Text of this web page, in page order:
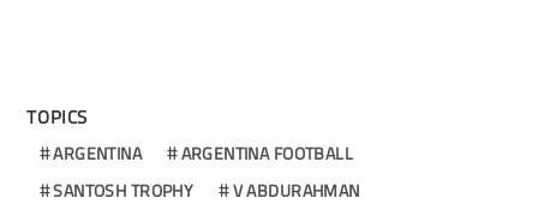
TOPICS
ARGENTINA
ARGENTINA FOOTBALL
SANTOSH TROPHY
V ABDURAHMAN